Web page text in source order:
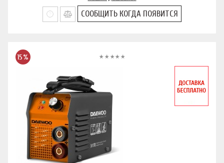
СООБЩИТЬ КОГДА ПОЯВИТСЯ
15%